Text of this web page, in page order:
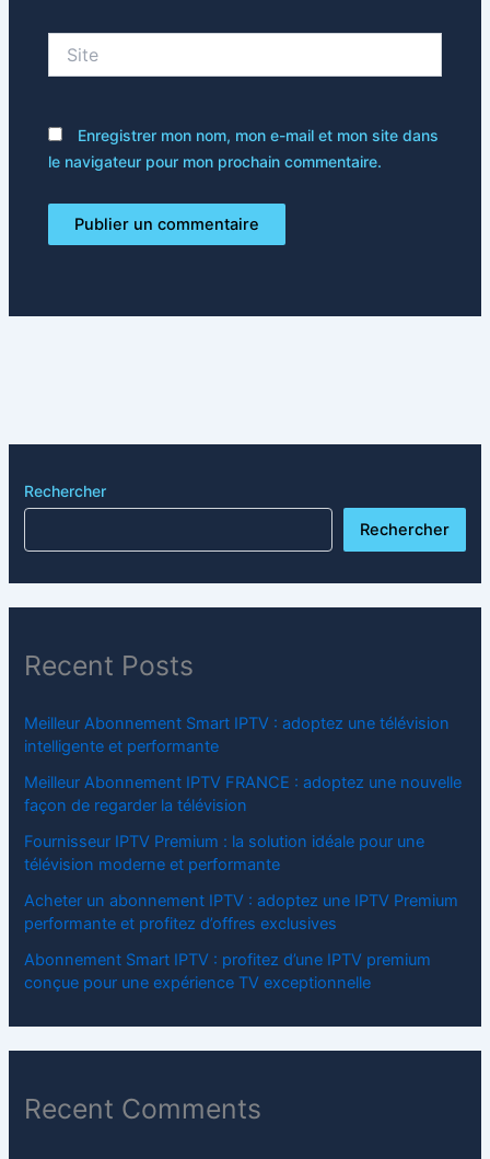
Enregistrer mon nom, mon e-mail et mon site dans
le navigateur pour mon prochain commentaire.
Rechercher
Rechercher
Recent Posts
Meilleur Abonnement Smart IPTV : adoptez une télévision
intelligente et performante
Meilleur Abonnement IPTV FRANCE : adoptez une nouvelle
façon de regarder la télévision
Fournisseur IPTV Premium : la solution idéale pour une
télévision moderne et performante
Acheter un abonnement IPTV : adoptez une IPTV Premium
performante et profitez d’offres exclusives
Abonnement Smart IPTV : profitez d’une IPTV premium
conçue pour une expérience TV exceptionnelle
Recent Comments